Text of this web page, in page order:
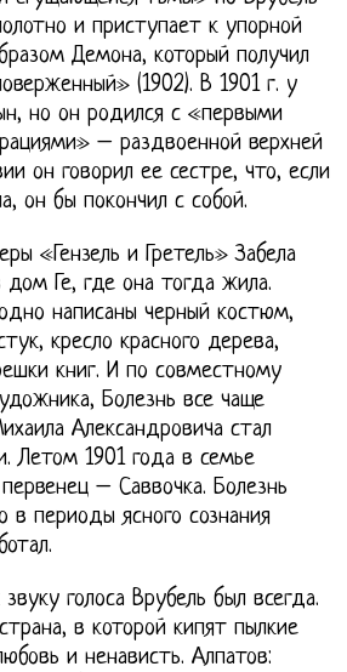
и приступает к упорной
Демона, который получил
(1902). В 1901 г. у
но он родился с «первыми
– раздвоенной верхней
он говорил ее сестре, что, если
он бы покончил с собой.
«Гензель и Гретель» Забела
дом Ге, где она тогда жила.
написаны черный костюм,
кресло красного дерева,
книг. И по совместному
Болезнь все чаще
Александровича стал
Летом 1901 года в семье
– Саввочка. Болезнь
в периоды ясного сознания
голоса Врубель был всегда.
в которой кипят пылкие
и ненависть. Алпатов: